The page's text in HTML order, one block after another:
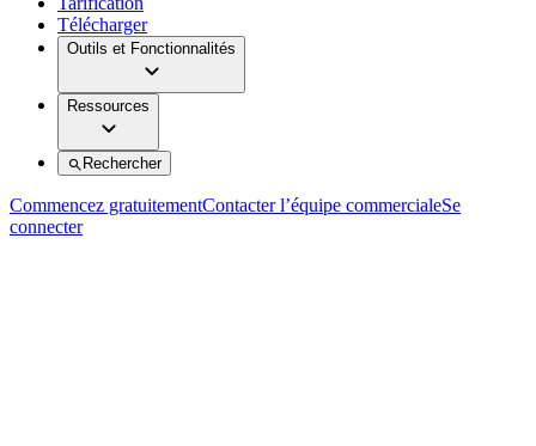
Télécharger
Outils et Fonctionnalités
Ressources
Rechercher
Commencez gratuitementContacter l’équipe commercialeSe
connecter